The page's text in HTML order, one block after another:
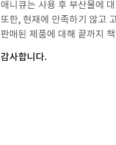
애니큐는 사용 후 부산물에
또한, 현재에 만족하기 않고
판매된 제품에 대해 끝까지
감사합니다.